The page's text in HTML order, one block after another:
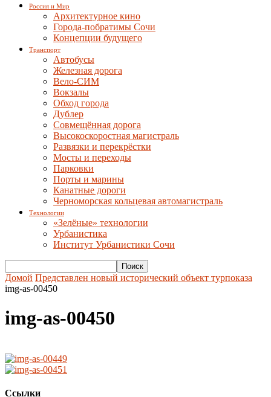
Россия и Мир
Архитектурное кино
Города-побратимы Сочи
Концепции будущего
Транспорт
Автобусы
Железная дорога
Вело-СИМ
Вокзалы
Обход города
Дублер
Совмещённая дорога
Высокоскоростная магистраль
Развязки и перекрёстки
Мосты и переходы
Парковки
Порты и марины
Канатные дороги
Черноморская кольцевая автомагистраль
Технологии
«Зелёные» технологии
Урбанистика
Институт Урбанистики Сочи
Домой Представлен новый исторический объект турпоказа
img-as-00450
img-as-00450
Ссылки